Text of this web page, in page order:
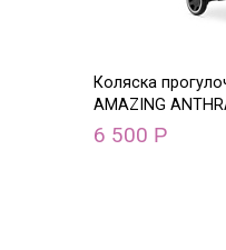
Коляска
AMAZING
6 500 Р